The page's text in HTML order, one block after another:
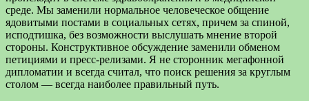
среде. Мы заменили нормальное человеческое общение
ядовитыми постами в социальных сетях, причем за спиной,
исподтишка, без возможности выслушать мнение второй
стороны. Конструктивное обсуждение заменили обменом
петициями и пресс-релизами. Я не сторонник мегафонной
дипломатии и всегда считал, что поиск решения за круглым
столом — всегда наиболее правильный путь.